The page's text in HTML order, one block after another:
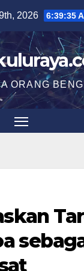
2026 6:39:35
ORANG